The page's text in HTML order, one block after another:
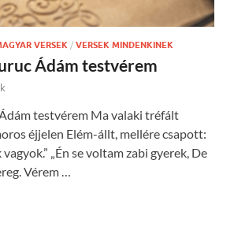
VERSEK / VERSEK MINDENKINEK
Ádám testvérem
testvérem Ma valaki tréfált
éjjelen Elém-állt, mellére csapott:
vagyok.” „Én se voltam zabi gyerek, De
Vérem …